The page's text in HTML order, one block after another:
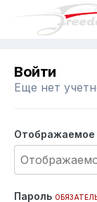
Войти
Еще нет
Отображаемое
Пароль